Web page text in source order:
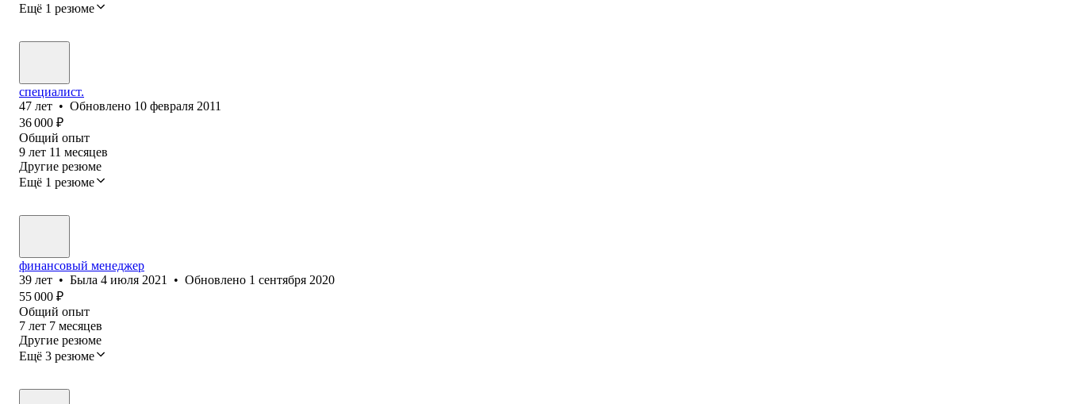
Ещё 1 резюме
специалист.
47 лет • Обновлено 10 февраля 2011
36 000 ₽
Общий опыт
9 лет 11 месяцев
Другие резюме
Ещё 1 резюме
финансовый менеджер
39 лет • Была 4 июля 2021 • Обновлено 1 сентября 2020
55 000 ₽
Общий опыт
7 лет 7 месяцев
Другие резюме
Ещё 3 резюме